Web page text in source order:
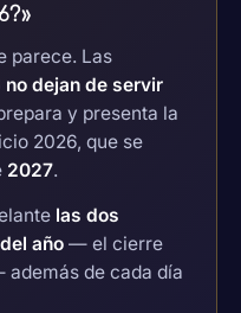
parece. Las
no dejan de servir
y presenta la
2026, que se
2027.
las dos
año — el cierre
de cada día